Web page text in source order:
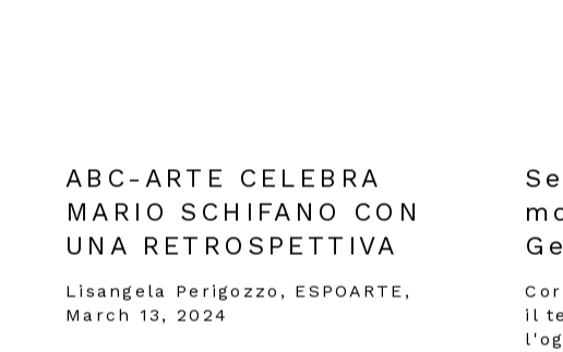
ABC-ARTE CELEBRA
MARIO SCHIFANO CON
UNA RETROSPETTIVA
Lisangela Perigozzo, ESPOARTE,
March 13, 2024
il